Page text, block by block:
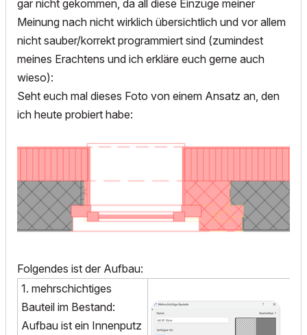
gar nicht gekommen, da all diese Einzüge meiner
Meinung nach nicht wirklich übersichtlich und vor allem
nicht sauber/korrekt programmiert sind (zumindest
meines Erachtens und ich erkläre euch gerne auch
wieso):
Seht euch mal dieses Foto von einem Ansatz an, den
ich heute probiert habe:
Folgendes ist der Aufbau:
1. mehrschichtiges
Bauteil im Bestand:
Aufbau ist ein Innenputz